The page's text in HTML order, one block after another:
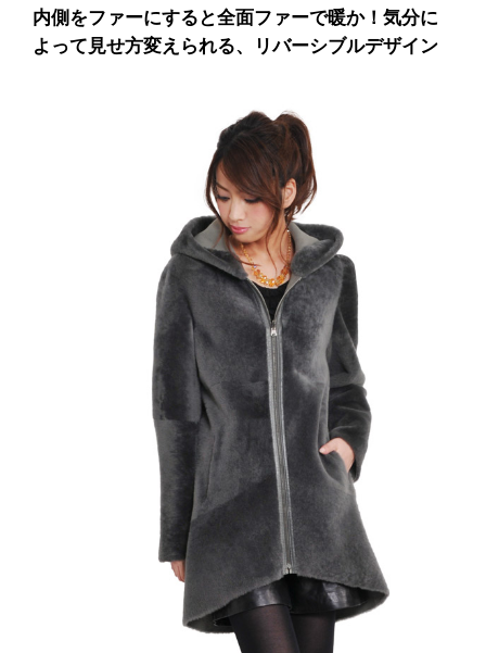
内側をファーにすると全面ファーで暖か！気分に
よって見せ方変えられる、リバーシブルデザイン